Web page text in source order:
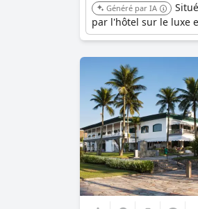
Généré par IA
par l'hôtel sur le luxe